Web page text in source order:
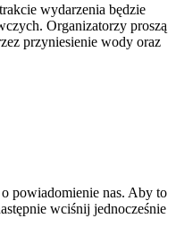
wydarzenia będzie
Organizatorzy proszą
przyniesienie wody oraz
o powiadomienie nas. Aby to
wciśnij jednocześnie